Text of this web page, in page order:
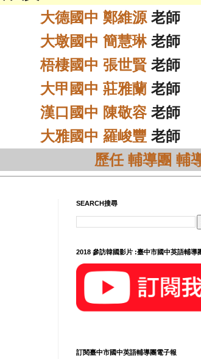
大德國中 鄭維源 老師
大墩國中 簡慧琳老師
梧棲國中 張世賢老師
大甲國中 莊雅蘭 老師
漢口國中 陳敬容老師
大雅國中 羅峻豐 老師
歷任 輔導團 輔
SEARCH搜尋
2018 參訪韓國影片 :臺中市國中英語輔導
訂閱臺中市國中英語輔導團電子報